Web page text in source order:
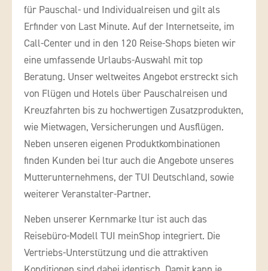
für Pauschal- und Individualreisen und gilt als
Erfinder von Last Minute. Auf der Internetseite, im
Call-Center und in den 120 Reise-Shops bieten wir
eine umfassende Urlaubs-Auswahl mit top
Beratung. Unser weltweites Angebot erstreckt sich
von Flügen und Hotels über Pauschalreisen und
Kreuzfahrten bis zu hochwertigen Zusatzprodukten,
wie Mietwagen, Versicherungen und Ausflügen.
Neben unseren eigenen Produktkombinationen
finden Kunden bei ltur auch die Angebote unseres
Mutterunternehmens, der TUI Deutschland, sowie
weiterer Veranstalter-Partner.
Neben unserer Kernmarke ltur ist auch das
Reisebüro-Modell TUI meinShop integriert. Die
Vertriebs-Unterstützung und die attraktiven